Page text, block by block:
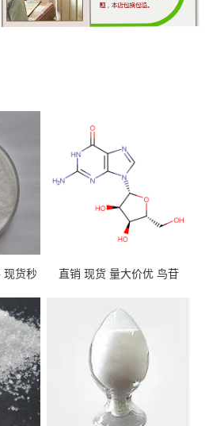
现货秒
直销 现货 量大价优 鸟苷